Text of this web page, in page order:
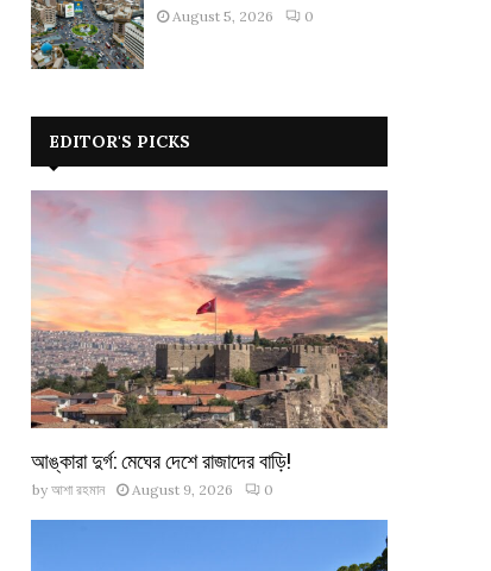
August 5, 2026 0
EDITOR'S PICKS
আঙ্কারা দুর্গ: মেঘের দেশে রাজাদের বাড়ি!
by আশা রহমান August 9, 2026 0